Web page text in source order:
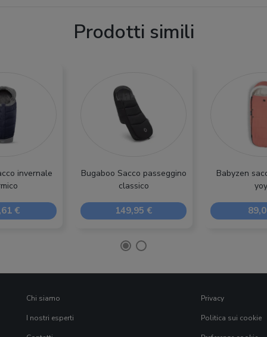
Prodotti simili
invernale
€
Bugaboo Sacco passeggino
classico
149,95 €
Babyzen
Chi siamo
I nostri esperti
Privacy
Politica sui cookie